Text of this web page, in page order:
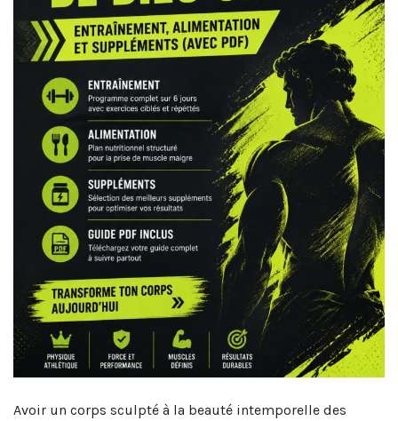
Avoir un corps sculpté à la beauté intemporelle des